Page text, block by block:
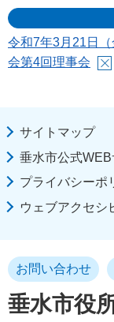
令和7年3月21日
会第4回理事会
サイトマップ
垂水市公式
プライバシーポ
ウェブアクセシ
垂水市役
お問い合わせ